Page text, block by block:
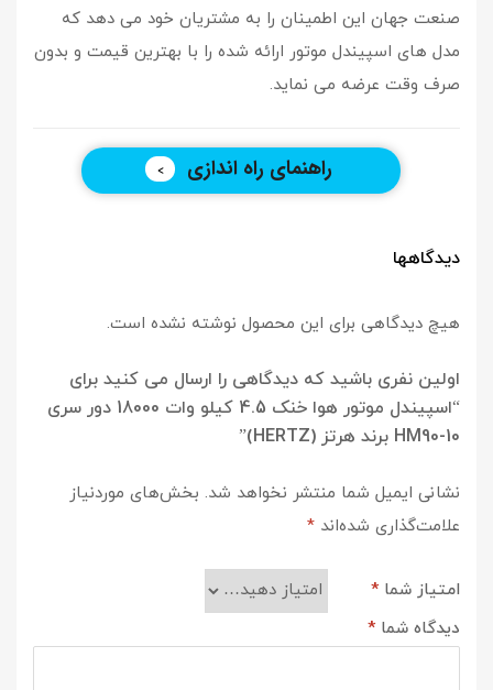
صنعت جهان این اطمینان را به مشتریان خود می دهد که
مدل های اسپیندل موتور ارائه شده را با بهترین قیمت و بدون
صرف وقت عرضه می نماید.
راهنمای راه اندازی
دیدگاهها
هیچ دیدگاهی برای این محصول نوشته نشده است.
اولین نفری باشید که دیدگاهی را ارسال می کنید برای
“اسپیندل موتور هوا خنک 4.5 کیلو وات 18000 دور سری
HM90-10 برند هرتز (HERTZ)”
نشانی ایمیل شما منتشر نخواهد شد. بخش‌های موردنیاز
علامت‌گذاری شده‌اند *
امتیاز شما*
دیدگاه شما*